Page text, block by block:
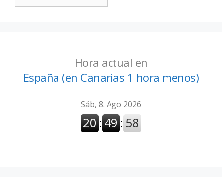
Hora actual en
España (en Canarias 1 hora menos)